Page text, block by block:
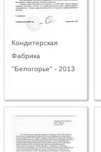
Кондитерская
Фабрика
"Белогорье" - 2013